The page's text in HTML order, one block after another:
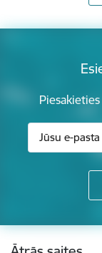
Kājene